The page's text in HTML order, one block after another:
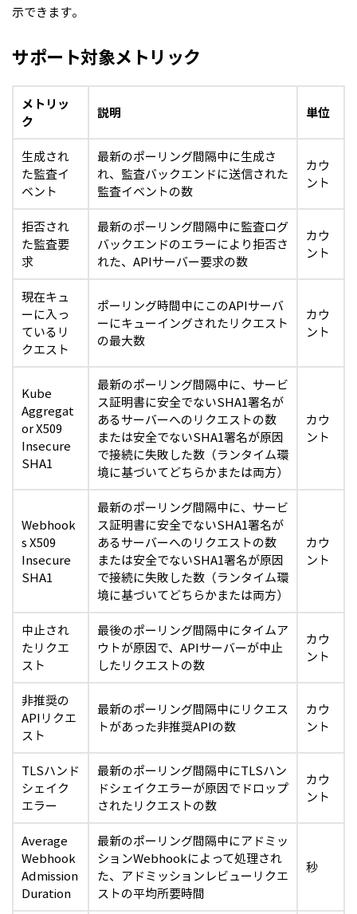
示できます。
サポート対象メトリック
メトリッ
ク
説明 単位
生成され
た監査イ
ベント
最新のポーリング間隔中に生成さ
れ、監査バックエンドに送信された
監査イベントの数
カウ
ント
拒否され
た監査要
求
最新のポーリング間隔中に監査ログ
バックエンドのエラーにより拒否さ
れた、APIサーバー要求の数
カウ
ント
現在キュ
ーに入っ
ているリ
クエスト
ポーリング時間中にこのAPIサーバ
ーにキューイングされたリクエスト
の最大数
カウ
ント
Kube
Aggregat
or X509
Insecure
SHA1
最新のポーリング間隔中に、サービ
ス証明書に安全でないSHA1署名が
あるサーバーへのリクエストの数
または安全でないSHA1署名が原因
で接続に失敗した数（ランタイム環
境に基づいてどちらかまたは両方）
カウ
ント
Webhook
s X509
Insecure
SHA1
最新のポーリング間隔中に、サービ
ス証明書に安全でないSHA1署名が
あるサーバーへのリクエストの数
または安全でないSHA1署名が原因
で接続に失敗した数（ランタイム環
境に基づいてどちらかまたは両方）
カウ
ント
中止され
たリクエ
スト
最後のポーリング間隔中にタイムア
ウトが原因で、APIサーバーが中止
したリクエストの数
カウ
ント
非推奨の
APIリクエ
スト
最新のポーリング間隔中にリクエス
トがあった非推奨APIの数
カウ
ント
TLSハンド
シェイク
エラー
最新のポーリング間隔中にTLSハン
ドシェイクエラーが原因でドロップ
されたリクエストの数
カウ
ント
Average
Webhook
Admission
Duration
最新のポーリング間隔中にアドミッ
ションWebhookによって処理され
た、アドミッションレビューリクエ
ストの平均所要時間
秒